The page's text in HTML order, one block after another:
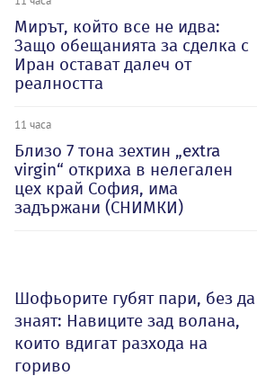
Мирът, който все не идва:
Защо обещанията за сделка с
Иран остават далеч от
реалността
11 часа
Близо 7 тона зехтин „extra
virgin“ откриха в нелегален
цех край София, има
задържани (СНИМКИ)
Шофьорите губят пари, без да
знаят: Навиците зад волана,
които вдигат разхода на
гориво